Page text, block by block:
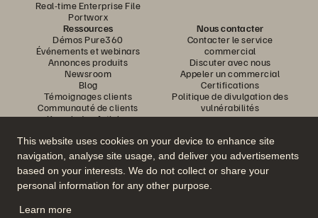
This website uses cookies on your device to enhance site
navigation, analyse site usage, and deliver you advertisements
based on your interests. We do not collect or share your
personal information for any other purpose.
Learn more
Real-time Enterprise File
Portworx
Ressources
Démos Pure360
Événements et webinars
Annonces produits
Newsroom
Blog
Témoignages clients
Communauté de clients
Knowledge Articles
Nous contacter
Contacter le service
commercial
Discuter avec nous
Appeler un commercial
Certifications
Politique de divulgation des
vulnérabilités
Rejoignez la conversation
Suivez-nous sur tous les réseaux sociaux Everpure